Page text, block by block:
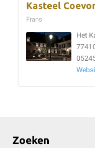
Kasteel
Frans
Het
Zoeken